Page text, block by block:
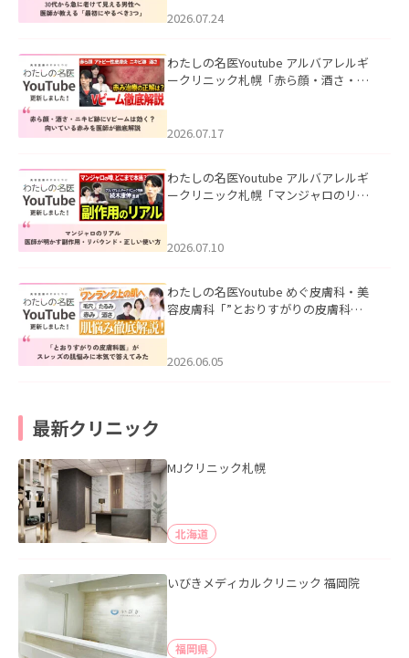
た。
2026.07.24
わたしの名医Youtube アルバアレルギ
ークリニック札幌「赤ら顔・酒さ・ニ
した。
2026.07.17
わたしの名医Youtube アルバアレルギ
ークリニック札幌「マンジャロのリア
た。
2026.07.10
わたしの名医Youtube めぐ皮膚科・美
容皮膚科「”とおりすがりの皮膚科
2026.06.05
最新クリニック
MJクリニック札幌
北海道
いびきメディカルクリニック 福岡院
福岡県